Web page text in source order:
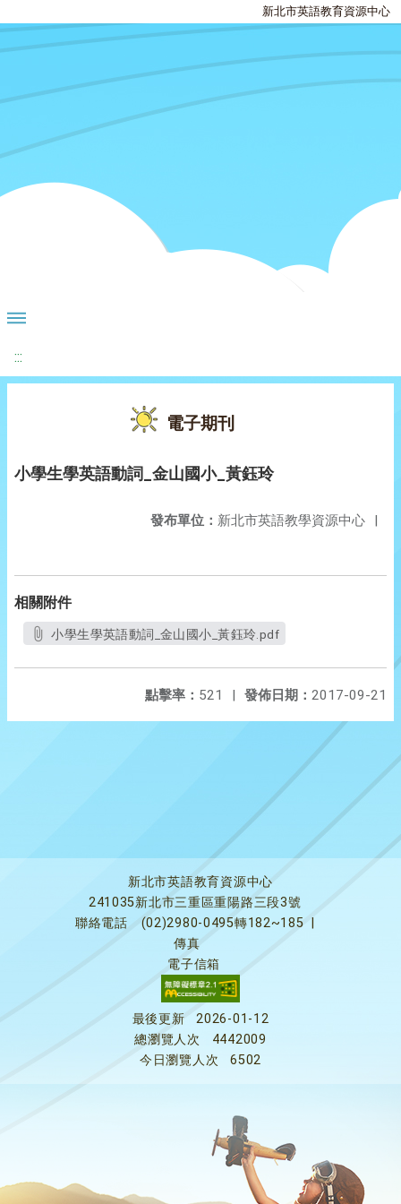
新北市英語教育資源中心
:::
電子期刊
小學生學英語動詞_金山國小_黃鈺玲
發布單位： 新北市英語教學資源中心 |
相關附件
小學生學英語動詞_金山國小_黃鈺玲.pdf
發佈日期： 2017-09-21
點擊率： 521 |
新北市英語教育資源中心
241035新北市三重區重陽路三段3號
聯絡電話
(02)2980-0495轉182~185
傳真
電子信箱
最後更新
2026-01-12
總瀏覽人次
4442009
今日瀏覽人次
6502